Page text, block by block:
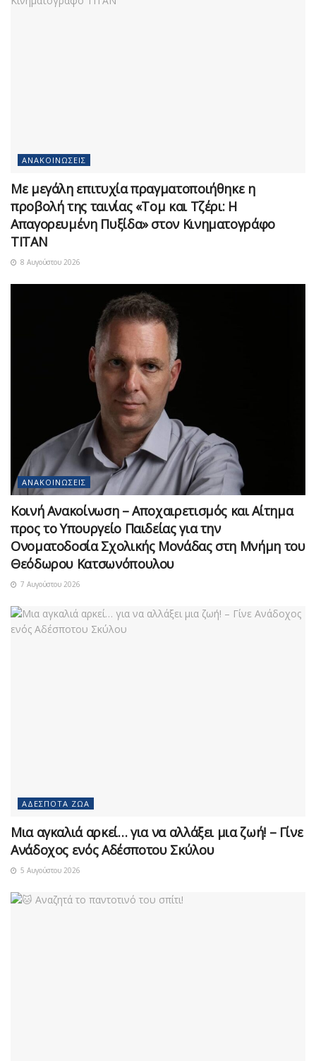
ΑΝΑΚΟΙΝΏΣΕΙΣ
Με μεγάλη επιτυχία πραγματοποιήθηκε η
προβολή της ταινίας «Τομ και Τζέρι: Η
Απαγορευμένη Πυξίδα» στον Κινηματογράφο
ΤΙΤΑΝ
8 Αυγούστου 2026
ΑΝΑΚΟΙΝΏΣΕΙΣ
Κοινή Ανακοίνωση – Αποχαιρετισμός και Αίτημα
προς το Υπουργείο Παιδείας για την
Ονοματοδοσία Σχολικής Μονάδας στη Μνήμη του
Θεόδωρου Κατσωνόπουλου
7 Αυγούστου 2026
ΑΔΈΣΠΟΤΑ ΖΏΑ
Μια αγκαλιά αρκεί… για να αλλάξει μια ζωή! – Γίνε
Ανάδοχος ενός Αδέσποτου Σκύλου
5 Αυγούστου 2026